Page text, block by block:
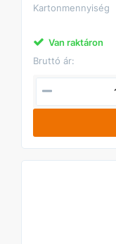
Kartonmennyiség
Van raktáron
Bruttó ár: